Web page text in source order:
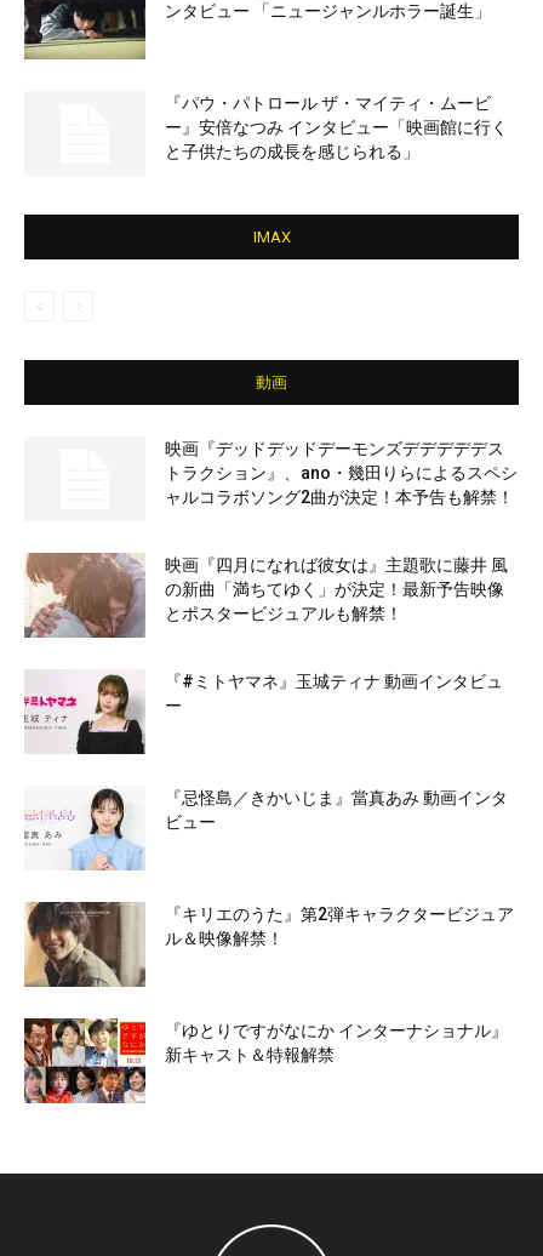
ンタビュー 「ニュージャンルホラー誕生」
『パウ・パトロール ザ・マイティ・ムービ
ー』安倍なつみ インタビュー「映画館に行く
と子供たちの成長を感じられる」
IMAX
動画
映画『デッドデッドデーモンズデデデデデス
トラクション』、ano・幾田りらによるスペシ
ャルコラボソング2曲が決定！本予告も解禁！
映画『四月になれば彼女は』主題歌に藤井 風
の新曲「満ちてゆく」が決定！最新予告映像
とポスタービジュアルも解禁！
『#ミトヤマネ』玉城ティナ 動画インタビュ
ー
『忌怪島／きかいじま』當真あみ 動画インタ
ビュー
『キリエのうた』第2弾キャラクタービジュア
ル＆映像解禁！
『ゆとりですがなにか インターナショナル』
新キャスト＆特報解禁